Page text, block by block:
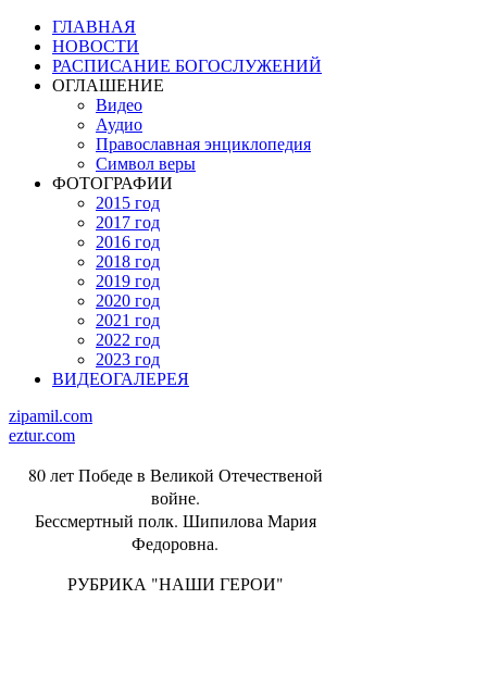
ГЛАВНАЯ
НОВОСТИ
РАСПИСАНИЕ БОГОСЛУЖЕНИЙ
ОГЛАШЕНИЕ
Видео
Аудио
Православная энциклопедия
Символ веры
ФОТОГРАФИИ
2015 год
2017 год
2016 год
2018 год
2019 год
2020 год
2021 год
2022 год
2023 год
ВИДЕОГАЛЕРЕЯ
zipamil.com
eztur.com
80 лет Победе в Великой Отечественой
войне.
Бессмертный полк. Шипилова Мария
Федоровна.
РУБРИКА "НАШИ ГЕРОИ"